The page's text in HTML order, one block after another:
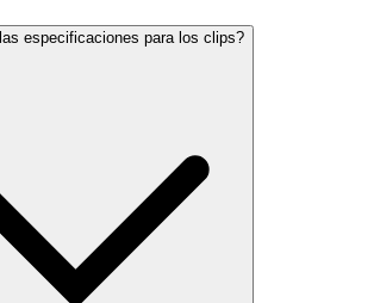
especificaciones para los clips?